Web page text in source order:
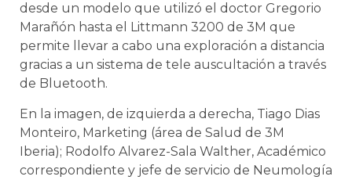
desde un modelo que utilizó el doctor Gregorio
Marañón hasta el Littmann 3200 de 3M que
permite llevar a cabo una exploración a distancia
gracias a un sistema de tele auscultación a través
de Bluetooth.
En la imagen, de izquierda a derecha, Tiago Dias
Monteiro, Marketing (área de Salud de 3M
Iberia); Rodolfo Alvarez-Sala Walther, Académico
correspondiente y jefe de servicio de Neumología